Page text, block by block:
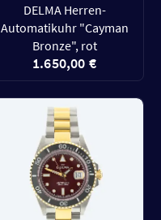
DELMA Herren-
Automatikuhr "Cayman
Bronze", rot
1.650,00 €